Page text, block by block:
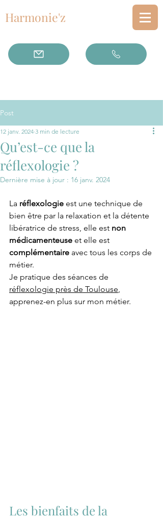
Harmonie'z
Post
Qu’est-ce que la
réflexologie ?
12 janv. 2024 3 min de lecture
Dernière mise à jour : 16 janv. 2024
La réflexologie est une technique de
bien être par la relaxation et la détente
libératrice de stress, elle est non
médicamenteuse et elle est
complémentaire avec tous les corps de
métier.
Je pratique des séances de
réflexologie près de Toulouse,
apprenez-en plus sur mon métier.
Les bienfaits de la